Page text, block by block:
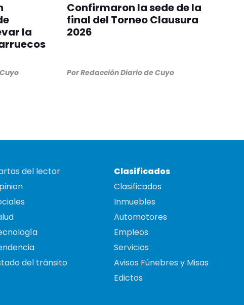
la
Confirmaron la sede de la
final del Torneo Clausura
2026
PorRedacción Diario de Cuyo
del lector
del tránsito
Clasificados
Clasificados
Inmuebles
Automotores
Empleos
Servicios
Avisos Fúnebres y Misas
Edictos